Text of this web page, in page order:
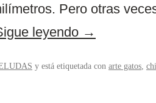
Pero otras
leyendo →
y está etiquetada con arte gatos